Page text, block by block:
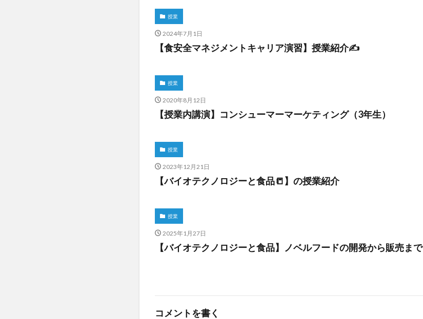
授業
2024年7月1日
【食安全マネジメントキャリア演習】授業紹介✍
授業
2020年8月12日
【授業内講演】コンシューマーマーケティング（3年生）
授業
2023年12月21日
【バイオテクノロジーと食品📒】の授業紹介
授業
2025年1月27日
【バイオテクノロジーと食品】ノベルフードの開発から販売まで
コメントを書く